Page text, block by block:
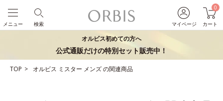
マイページ
0
カート
検索
メニュー
オルビス初めての方へ
公式通販だけの特別セット販売中！
TOP オルビス ミスター メンズの関連商品